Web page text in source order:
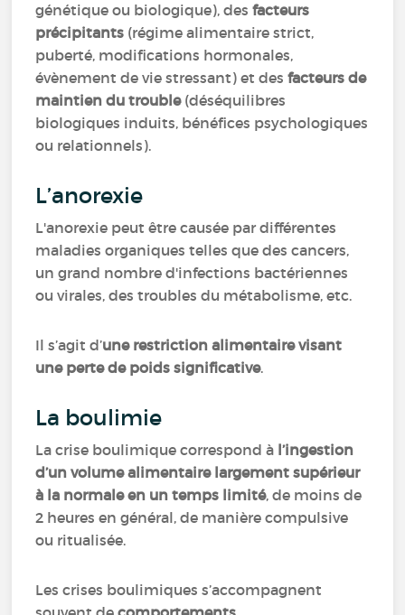
génétique ou biologique), desfacteurs
précipitants (régime alimentaire strict,
puberté, modifications hormonales,
évènement de vie stressant) et desfacteurs de
maintien du trouble(déséquilibres
biologiques induits, bénéfices psychologiques
ou relationnels).
L’anorexie
L'anorexie peut être causée par différentes
maladies organiques telles que des cancers,
un grand nombre d'infections bactériennes
ou virales, des troubles du métabolisme, etc.
Il s’agit d’une restriction alimentaire visant
une perte de poids significative.
La boulimie
La crise boulimique correspond à l’ingestion
d’un volume alimentaire largement supérieur
à la normale en un temps limité, de moins de
2 heures en général, de manière compulsive
ou ritualisée.
Les crises boulimiques s’accompagnent